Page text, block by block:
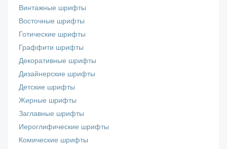
Винтажные шрифты
Восточные шрифты
Готические шрифты
Граффити шрифты
Декоративные шрифты
Дизайнерские шрифты
Детские шрифты
Жирные шрифты
Заглавные шрифты
Иероглифические шрифты
Комические шрифты